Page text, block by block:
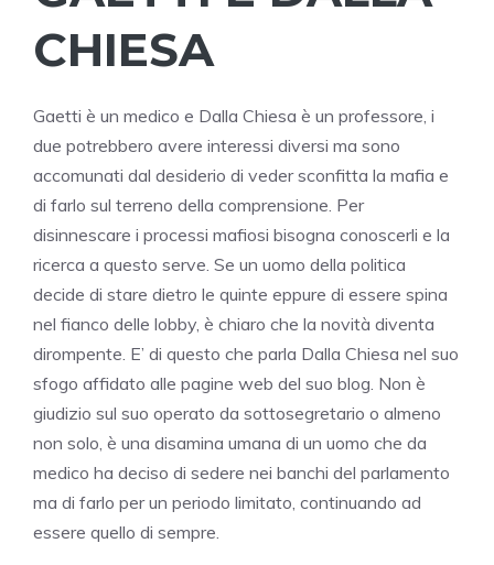
CHIESA
Gaetti è un medico e Dalla Chiesa è un professore, i
due potrebbero avere interessi diversi ma sono
accomunati dal desiderio di veder sconfitta la mafia e
di farlo sul terreno della comprensione. Per
disinnescare i processi mafiosi bisogna conoscerli e la
ricerca a questo serve. Se un uomo della politica
decide di stare dietro le quinte eppure di essere spina
nel fianco delle lobby, è chiaro che la novità diventa
dirompente. E’ di questo che parla Dalla Chiesa nel suo
sfogo affidato alle pagine web del suo blog. Non è
giudizio sul suo operato da sottosegretario o almeno
non solo, è una disamina umana di un uomo che da
medico ha deciso di sedere nei banchi del parlamento
ma di farlo per un periodo limitato, continuando ad
essere quello di sempre.